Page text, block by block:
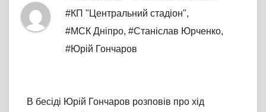
#КП "Центральний стадіон",
#МСК Дніпро, #Станіслав Юрченко,
#Юрій Гончаров
В бесіді Юрій Гончаров розповів про хід